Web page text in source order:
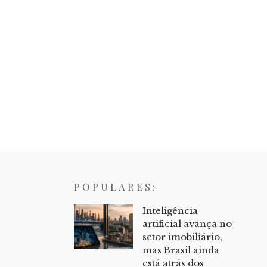
POPULARES:
Inteligência
artificial avança no
setor imobiliário,
mas Brasil ainda
está atrás dos